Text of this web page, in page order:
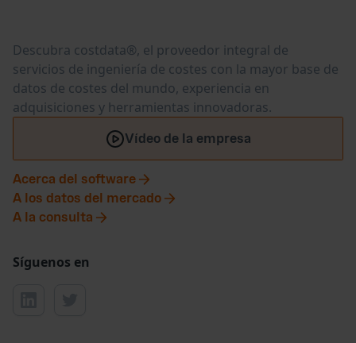
Descubra costdata®, el proveedor integral de
servicios de ingeniería de costes con la mayor base de
datos de costes del mundo, experiencia en
adquisiciones y herramientas innovadoras. ‍
Vídeo de la empresa
Acerca del software
A los datos del mercado
A la consulta
Síguenos en